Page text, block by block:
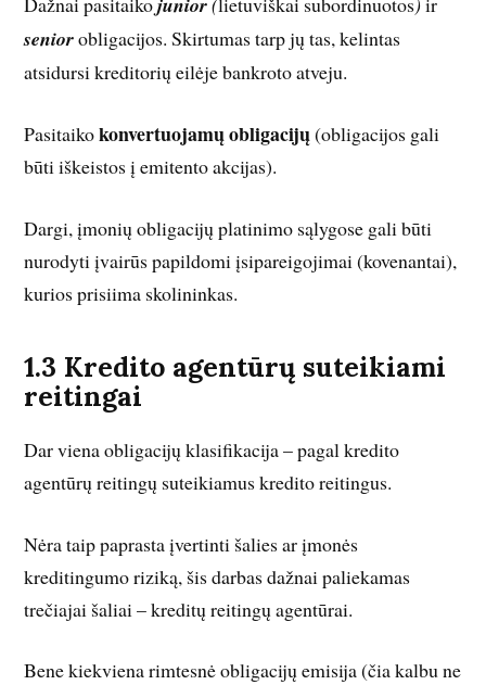
seniorobligacijos. Skirtumas tarp jų tas, kelintas
atsidursi kreditorių eilėje bankroto atveju.
Pasitaikokonvertuojamų obligacijų(obligacijos gali
būti iškeistos į emitento akcijas).
Dargi, įmonių obligacijų platinimo sąlygose gali būti
nurodyti įvairūs papildomi įsipareigojimai (kovenantai),
kurios prisiima skolininkas.
1.3 Kredito agentūrų suteikiami
reitingai
Dar viena obligacijų klasifikacija – pagal kredito
agentūrų reitingų suteikiamus kredito reitingus.
Nėra taip paprasta įvertinti šalies ar įmonės
kreditingumo riziką, šis darbas dažnai paliekamas
trečiajai šaliai – kreditų reitingų agentūrai.
Bene kiekviena rimtesnė obligacijų emisija (čia kalbu ne